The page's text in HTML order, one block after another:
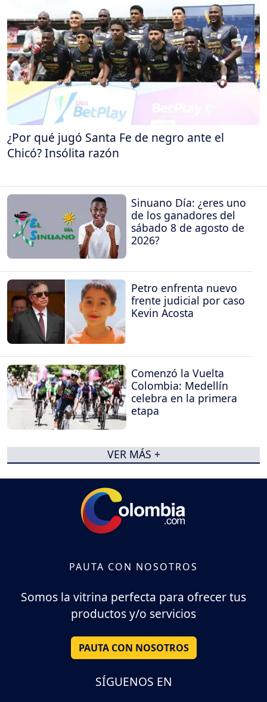
¿Por qué jugó Santa Fe de negro ante el
Chicó? Insólita razón
Sinuano Día: ¿eres uno
de los ganadores del
sábado 8 de agosto de
2026?
Petro enfrenta nuevo
frente judicial por caso
Kevin Acosta
Comenzó la Vuelta
Colombia: Medellín
celebra en la primera
etapa
VER MÁS +
PAUTA CON NOSOTROS
Somos la vitrina perfecta para ofrecer tus
productos y/o servicios
PAUTA CON NOSOTROS
SÍGUENOS EN